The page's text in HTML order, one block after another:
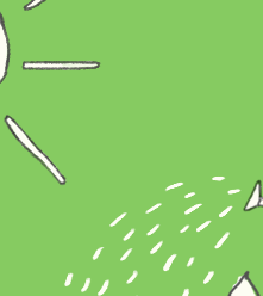
Partenaire
Journée des
Communion